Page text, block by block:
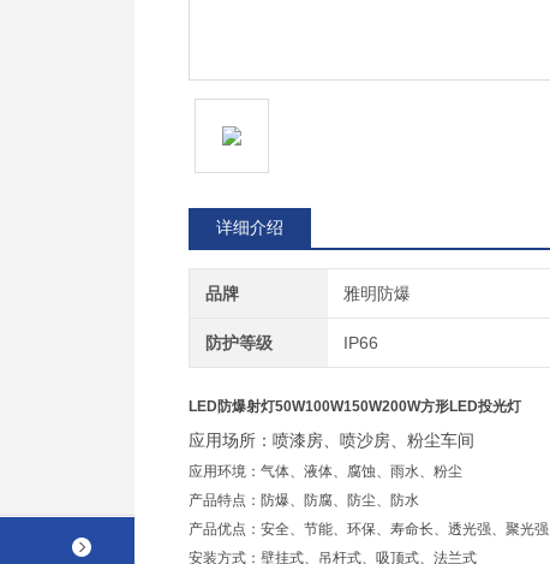
详细介绍
品牌 雅明防爆
防护等级 IP66
LED防爆射灯50W100W150W200W方形LED投光灯
应用场所：喷漆房、喷沙房、粉尘车间
应用环境：气体、液体、腐蚀、雨水、粉尘
产品特点：防爆、防腐、防尘、防水
产品优点：安全、节能、环保、寿命长、透光强、聚光强
安装方式：壁挂式、吊杆式、吸顶式、法兰式